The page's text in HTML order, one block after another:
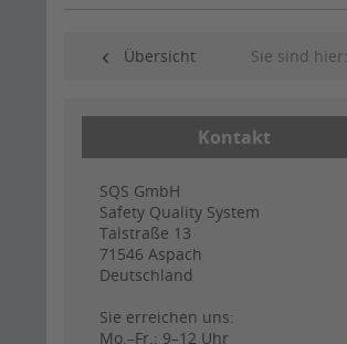
Übersicht Sie sind hier:
Kontakt
SQS GmbH
Safety Quality System
Talstraße 13
71546 Aspach
Deutschland
Sie erreichen uns:
Mo.–Fr.: 9–12 Uhr